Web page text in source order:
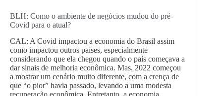
BLH: Como o ambiente de negócios mudou do pré-
Covid para o atual?
CAL: A Covid impactou a economia do Brasil assim
como impactou outros países, especialmente
considerando que ela chegou quando o país começava a
dar sinais de melhoria econômica. Mas, 2022 começou
a mostrar um cenário muito diferente, com a crença de
que “o pior” havia passado, levando a uma modesta
recuperação econômica. Entretanto, a economia